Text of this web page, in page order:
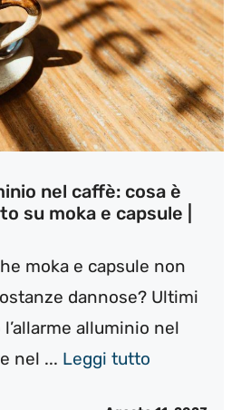
nel caffè: cosa è
su moka e capsule |
moka e capsule non
dannose? Ultimi
alluminio nel
nel ... Leggi tutto